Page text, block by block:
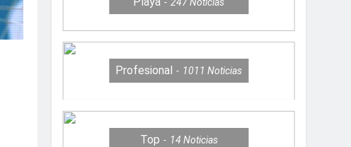
Profesional 1011Noticias
Top 14 Noticias